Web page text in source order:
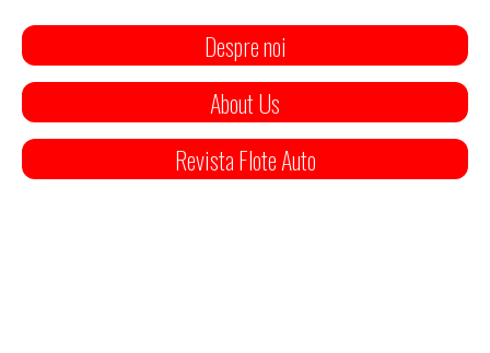
Despre noi
About Us
Revista Flote Auto